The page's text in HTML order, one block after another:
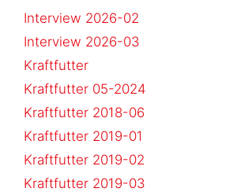
Interview 2026-02
Interview 2026-03
Kraftfutter
Kraftfutter 05-2024
Kraftfutter 2018-06
Kraftfutter 2019-01
Kraftfutter 2019-02
Kraftfutter 2019-03